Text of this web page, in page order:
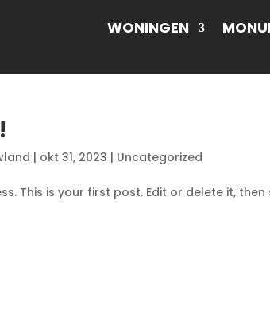
WONINGEN
| okt 31, 2023 | Uncategorized
This is your first post. Edit or delete it,